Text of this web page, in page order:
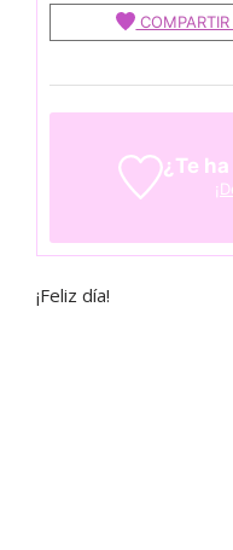
¿Te
¡Feliz día!